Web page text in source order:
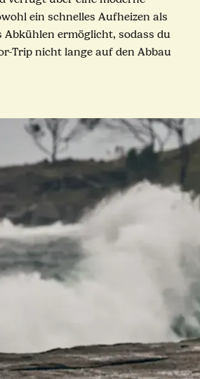
ein schnelles Aufheizen als
Abkühlen ermöglicht, sodass du
Trip nicht lange auf den Abbau